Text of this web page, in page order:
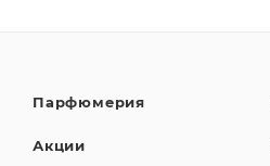
Парфюмерия
Акции